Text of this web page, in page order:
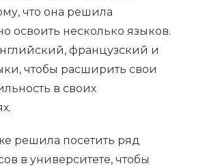
что она решила
освоить несколько языков.
французский и
чтобы расширить свои
в своих
решила посетить ряд
в университете, чтобы